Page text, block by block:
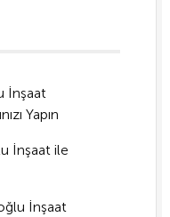
İnşaat
Yapın
İnşaat ile
İnşaat